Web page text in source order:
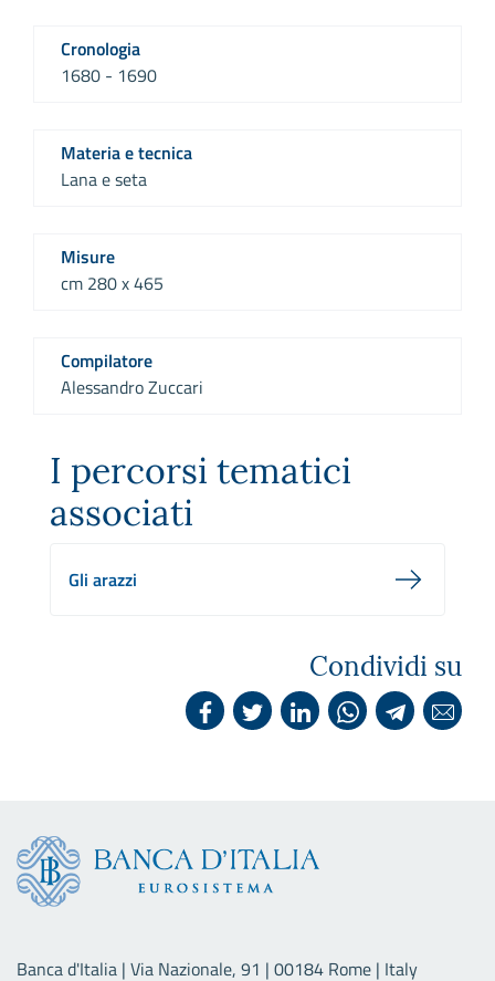
Cronologia
1680 - 1690
Materia e tecnica
Lana e seta
Misure
cm 280 x 465
Compilatore
Alessandro Zuccari
I percorsi tematici
associati
Gli arazzi
Condividi su
Banca d'Italia | Via Nazionale, 91 | 00184 Rome | Italy